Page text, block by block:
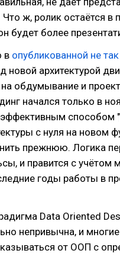
ж, ролик остаётся в
будет более
в опубликованной не
новой архитектурой
обдумывание и
начался только в
способом
с нуля на новом
прежнюю. Логика
и правится с учётом
годы работы в
Data Oriented
непривычна, и
от ООП с